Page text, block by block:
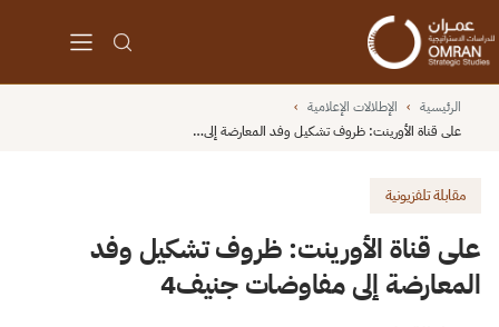
الرئيسية › الإطلالات الإعلامية ›
على قناة الأورينت: ظروف تشكيل وفد المعارضة إلى…
مقابلة تلفزيونية
على قناة الأورينت: ظروف تشكيل وفد
المعارضة إلى مفاوضات جنيف4